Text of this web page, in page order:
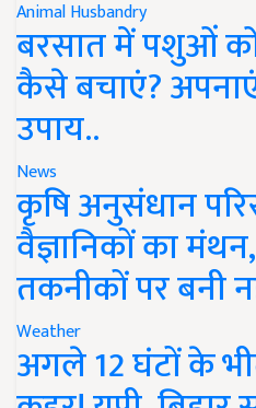
Animal Husbandry
बरसात में पशुओं को
कैसे बचाएं?
उपाय..
News
कृषि अनुसंधान
वैज्ञानिकों का
तकनीकों पर बनी
Weather
अगले 12 घंटों के